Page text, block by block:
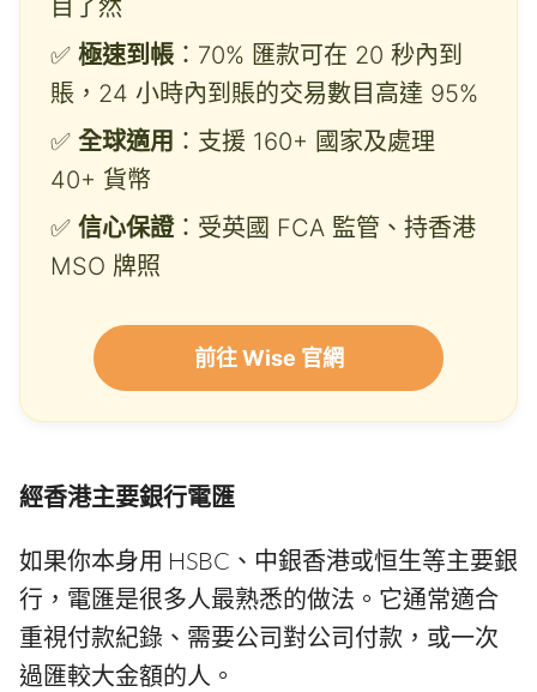
目了然
✅ 極速到帳 ：70% 匯款可在 20 秒內到
賬，24 小時內到賬的交易數目高達 95%
✅ 全球適用 ：支援 160+ 國家及處理
40+ 貨幣
✅ 信心保證：受英國 FCA 監管、持香港
MSO 牌照
前往 Wise 官網
經香港主要銀行電匯
如果你本身用 HSBC、中銀香港或恒生等主要銀
行，電匯是很多人最熟悉的做法。它通常適合
重視付款紀錄、需要公司對公司付款，或一次
過匯較大金額的人。